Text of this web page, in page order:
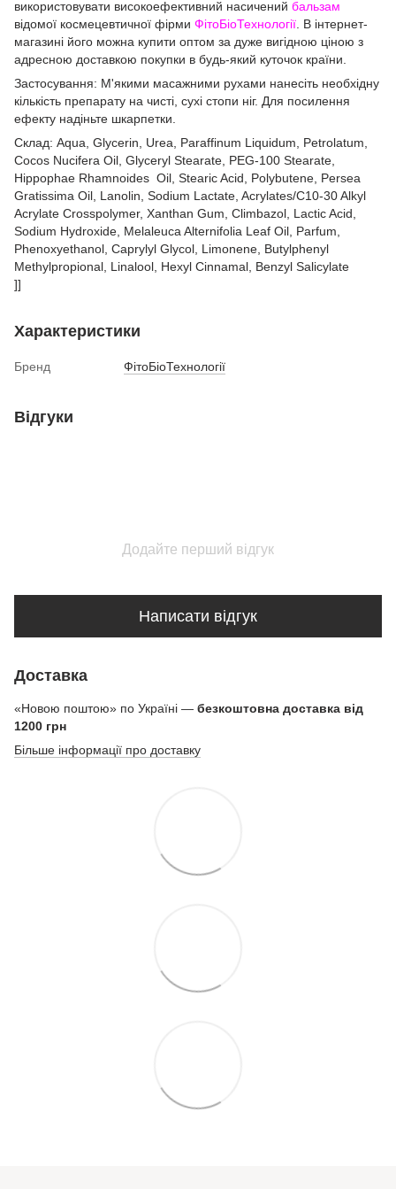
використовувати високоефективний насичений бальзам
відомої космецевтичної фірми ФітоБіоТехнології . В інтернет-
магазині його можна купити оптом за дуже вигідною ціною з
адресною доставкою покупки в будь-який куточок країни.
Застосування: М'якими масажними рухами нанесіть необхідну
кількість препарату на чисті, сухі стопи ніг. Для посилення
ефекту надіньте шкарпетки.
Склад: Aqua, Glycerin, Urea, Paraffinum Liquidum, Petrolatum,
Cocos Nucifera Oil, Glyceryl Stearate, PEG-100 Stearate,
Hippophae Rhamnoides Oil, Stearic Acid, Polybutene, Persea
Gratissima Oil, Lanolin, Sodium Lactate, Acrylates/C10-30 Alkyl
Acrylate Crosspolymer, Xanthan Gum, Climbazol, Lactic Acid,
Sodium Hydroxide, Melaleuca Alternifolia Leaf Oil, Parfum,
Phenoxyethanol, Caprylyl Glycol, Limonene, Butylphenyl
Methylpropional, Linalool, Hexyl Cinnamal, Benzyl Salicylate
]]
Характеристики
Бренд ФітоБіоТехнології
Відгуки
Додайте перший відгук
Написати відгук
Доставка
«Новою поштою» по Україні — безкоштовна доставка від
1200 грн
Більше інформації про доставку